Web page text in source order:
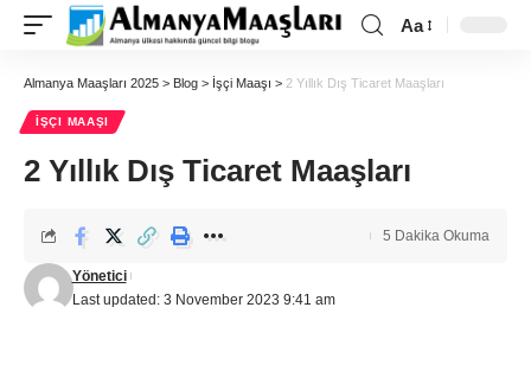
Aa
Almanya Maaşları 2025 > Blog > İşçi Maaşı > 2 Yıllık Dış Ticaret Maaşları
İŞÇI MAAŞI
2 Yıllık Dış Ticaret Maaşları
Last updated: 3 November 2023 9:41 am
Yönetici
5 Dakika Okuma